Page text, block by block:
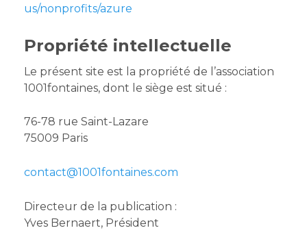
us/nonprofits/azure
Propriété intellectuelle
Le présent site est la propriété de l’association
1001fontaines, dont le siège est situé :
76-78 rue Saint-Lazare
75009 Paris
contact@1001fontaines.com
Directeur de la publication :
Yves Bernaert, Président